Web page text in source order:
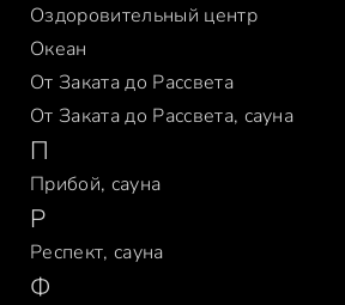
Оздоровительный центр
Океан
От Заката до Рассвета
От Заката до Рассвета, сауна
П
Прибой, сауна
Р
Респект, сауна
Ф